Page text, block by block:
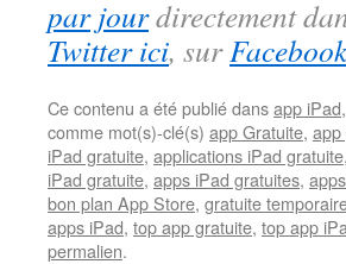
par jourdirectement
Twitter ici, sur
Ce contenu a été publié dansapp iPad,
comme mot(s)-clé(s) app Gratuite, app
iPad gratuite, applications iPad gratuite,
iPad gratuite, apps iPad gratuites,
bon plan App Store, gratuite
apps iPad, top app gratuite, top app
permalien.